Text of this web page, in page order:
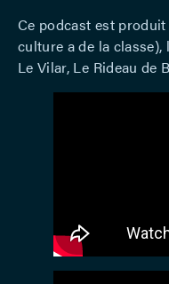
Ce podcast est
culture a de la
Le Vilar, Le Rideau de